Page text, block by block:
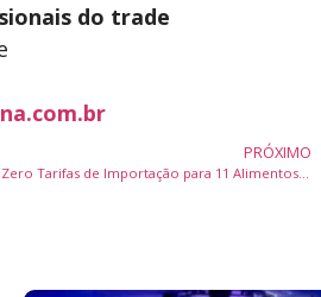
do trade
PRÓXIMO